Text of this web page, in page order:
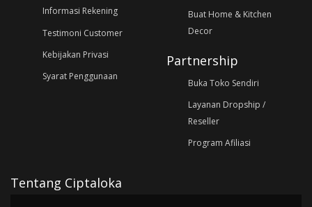
Informasi Rekening
Testimoni Customer
Kebijakan Privasi
Syarat Penggunaan
Buat Home & Kitchen
Decor
Partnership
Buka Toko Sendiri
Layanan Dropship /
Reseller
Program Afiliasi
Tentang Ciptaloka